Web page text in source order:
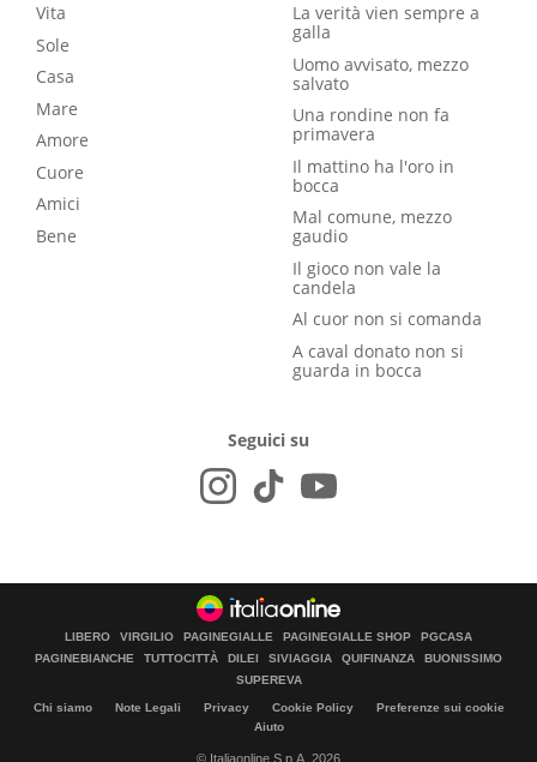
Vita
Sole
Casa
Mare
Amore
Cuore
Amici
Bene
La verità vien sempre a
galla
Uomo avvisato, mezzo
salvato
Una rondine non fa
primavera
Il mattino ha l'oro in
bocca
Mal comune, mezzo
gaudio
Il gioco non vale la
candela
Al cuor non si comanda
A caval donato non si
guarda in bocca
Seguici su
LIBERO VIRGILIO PAGINEGIALLE PAGINEGIALLE SHOP
PGCASA
PAGINEBIANCHE
TUTTOCITTÀ DILEI SIVIAGGIA QUIFINANZA
BUONISSIMO
SUPEREVA
Chi siamo Note Legali Privacy Cookie Policy
Preferenze sui cookie
Aiuto
© Italiaonline S.p.A. 2026